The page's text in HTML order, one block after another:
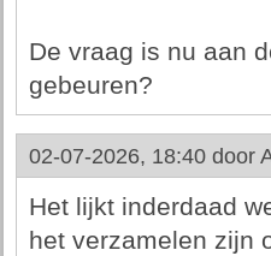
De vraag is nu aan
gebeuren?
02-07-2026, 18:40 door
Het lijkt inderdaad
het verzamelen zijn